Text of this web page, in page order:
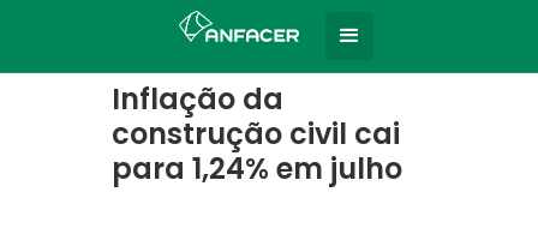
Todas as notícias
Inflação da
construção civil cai
para 1,24% em julho